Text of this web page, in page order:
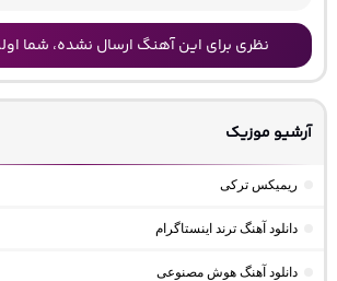
نظری برای این آهنگ ارسال نشده، شما
آرشیو موزیک
ریمیکس ترکی
دانلود آهنگ ترند اینستاگرام
دانلود آهنگ هوش مصنوعی